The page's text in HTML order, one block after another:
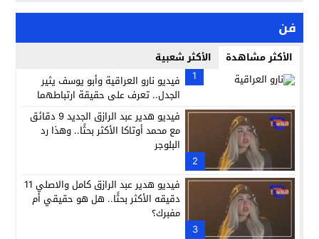
فن
الأكثر مشاهدة
الأكثر شعبية
1
فيديو نارو العراقية وأبو يوسف يثير
الجدل.. تعرف على حقيقة ارتباطهما
2
فيديو هدير عبد الرازق الجديد 9 دقائق
مع محمد أوتاكا الأكثر بحثًا.. وهذا رد
البلوجر
3
فيديو هدير عبد الرازق كامل والاصلي 11
دقيقه الأكثر بحثًا.. هل هو حقيقي أم
مفبرك؟